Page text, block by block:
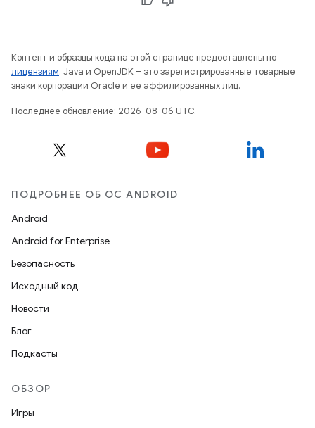
Контент и образцы кода на этой странице предоставлены по
лицензиям. Java и OpenJDK – это зарегистрированные товарные
знаки корпорации Oracle и ее аффилированных лиц.
Последнее обновление: 2026-08-06 UTC.
ПОДРОБНЕЕ ОБ ОС ANDROID
Android
Android for Enterprise
Безопасность
Исходный код
Новости
Блог
Подкасты
ОБЗОР
Игры